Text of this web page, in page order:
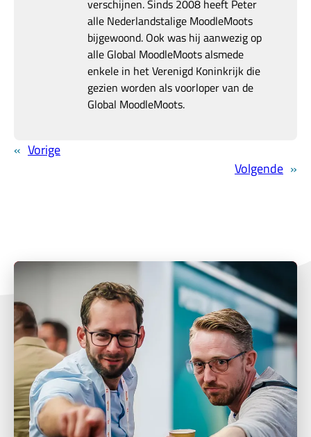
verschijnen. Sinds 2008 heeft Peter
alle Nederlandstalige MoodleMoots
bijgewoond. Ook was hij aanwezig op
alle Global MoodleMoots alsmede
enkele in het Verenigd Koninkrijk die
gezien worden als voorloper van de
Global MoodleMoots.
« Vorige
Volgende »